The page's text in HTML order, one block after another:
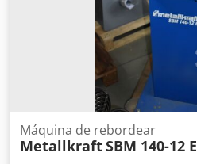
Máquina de rebordear
MetallkraftSBM 140-12 E